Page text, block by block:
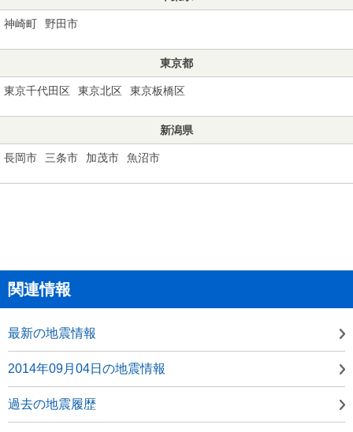
神崎町 野田市
東京都
東京千代田区 東京北区 東京板橋区
新潟県
長岡市 三条市 加茂市 魚沼市
関連情報
最新の地震情報
2014年09月04日の地震情報
過去の地震履歴